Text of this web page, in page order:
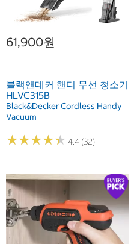
61,900원
블랙앤데커 핸디 무선 청소기
HLVC315B
Black&Decker Cordless Handy
Vacuum
★★★★★
★★★★★ 4.4 (32)